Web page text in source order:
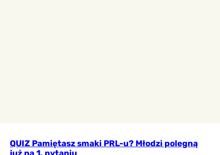
QUIZ Pamiętasz smaki PRL-u? Młodzi polegną
już na 1. pytaniu